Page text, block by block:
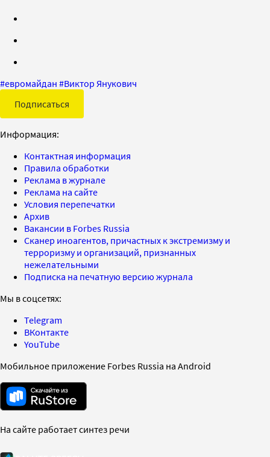
#евромайдан #Виктор Янукович
Подписаться
Информация:
Контактная информация
Правила обработки
Реклама в журнале
Реклама на сайте
Условия перепечатки
Архив
Вакансии в Forbes Russia
Сканер иноагентов, причастных к экстремизму и
терроризму и организаций, признанных
нежелательными
Подписка на печатную версию журнала
Мы в соцсетях:
Telegram
ВКонтакте
YouTube
Мобильное приложение Forbes Russia на Android
На сайте работает синтез речи